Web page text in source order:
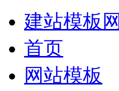
建站模板网
首页
网站模板